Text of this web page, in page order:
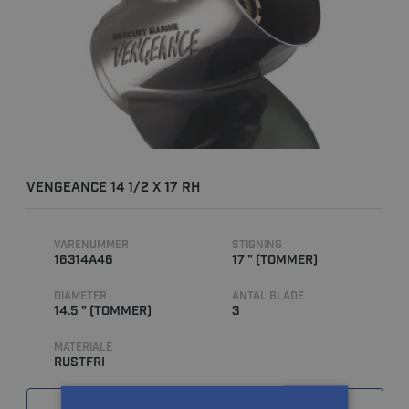
VENGEANCE 14 1/2 X 17 RH
VARENUMMER
16314A46
STIGNING
17 " (TOMMER)
DIAMETER
14.5 " (TOMMER)
ANTAL BLADE
3
MATERIALE
RUSTFRI